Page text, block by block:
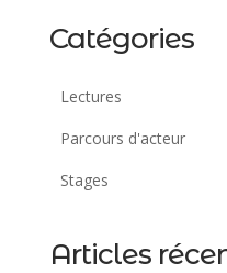
Catégories
Lectures
Parcours d'acteur
Stages
Articles